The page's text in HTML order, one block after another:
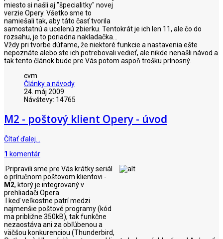
miesto si našli aj "špecialitky" novej
verzie Opery. Všetko sme to
namiešali tak, aby táto časť tvorila
samostatnú a ucelenú zbierku. Tentokrát je ich len 11, ale čo do
rozsahu, je to poriadna nakladačka...
Vždy pri tvorbe dúfame, že niektoré funkcie a nastavenia ešte
nepoznáte alebo ste ich potrebovali vedieť, ale nikde nenašli návod a
tak tento článok bude pre Vás potom aspoň trošku prínosný.
cvm
Články a návody
24. máj 2009
Návštevy: 14765
M2 - poštový klient Opery - úvod
Čítať ďalej…
1 komentár
Pripravili sme pre Vás krátky seriál
o príručnom poštovom klientovi -
M2, ktorý je integrovaný v
prehliadači Opera.
I keď veľkostne patrí medzi
najmenšie poštové programy (kód
ma približne 350kB), tak funkčne
nezaostáva ani za obľúbenou a
väčšou konkurenciou (Thunderbird,